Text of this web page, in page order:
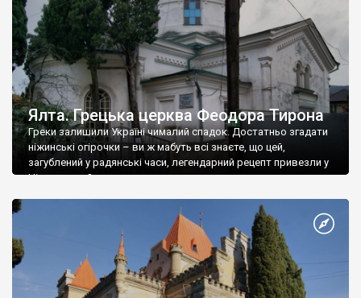
Ялта. Грецька церква Феодора Тирона
Греки залишили Україні чималий спадок. Достатньо згадати
ніжинські огірочки – ви ж мабуть всі знаєте, що цей,
загублений у радянські часи, легендарний рецепт привезли у
Ніжин греки?